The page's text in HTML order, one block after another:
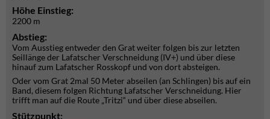
Höhe Einstieg:
2200 m
Abstieg:
Vom Ausstieg entweder den Grat weiter folgen bis zur letzten
Seillänge der Lafatscher Verschneidung (IV+) und über diese
hinauf zum Lafatscher Rosskopf und von dort absteigen.
Oder vom Grat 2mal 50 Meter abseilen (an Schlingen) bis auf ein
Band, diesem folgen Richtung Lafatscher Verschneidung. Hier
trifft man auf die Route „Tritzi“ und über diese abseilen.
Stützpunkt: